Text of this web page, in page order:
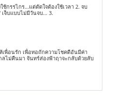
ช้กรรไกร...แต่ตัดใจต้องใช้เวลา 2. จบ
เจ็บแบบไม่มีวันจบ... 3.
เพื่อนรัก เพื่อทอถักความโชคดีอันมีค่า
ลไม่คืนมา จันทร์ส่องฟ้าฤาจะกลับด้วยลับ